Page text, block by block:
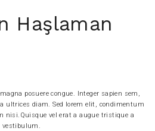
Haşlaman
posuere congue. Integer sapien sem,
ultrices diam. Sed lorem elit, condimentum
nisi.Quisque vel erat a augue tristique a
vestibulum.